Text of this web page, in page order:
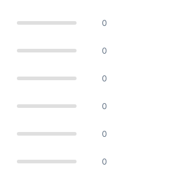
0
0
0
0
0
0